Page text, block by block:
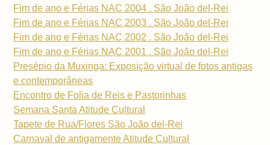
Fim de ano e Férias NAC 2004 . São João del-Rei
Fim de ano e Férias NAC 2003 . São João del-Rei
Fim de ano e Férias NAC 2002 . São João del-Rei
Fim de ano e Férias NAC 2001 . São João del-Rei
Presépio da Muxinga: Exposição virtual de fotos antigas
e contemporâneas
Encontro de Folia de Reis e Pastorinhas
Semana Santa Atitude Cultural
Tapete de Rua/Flores São João del-Rei
Carnaval de antigamente Atitude Cultural